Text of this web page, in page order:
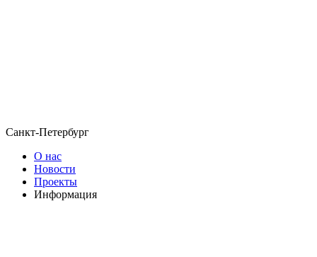
Санкт-Петербург
О нас
Новости
Проекты
Информация